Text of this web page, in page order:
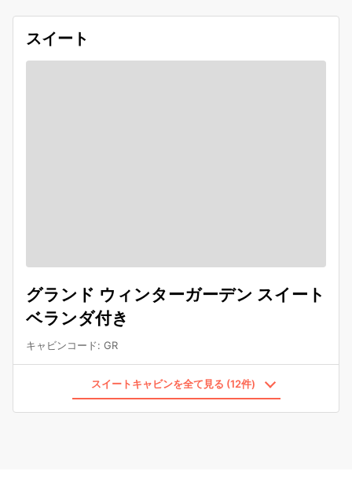
スイート
グランド ウィンターガーデン スイート
ベランダ付き
キャビンコード: GR
スイートキャビンを全て見る (12件)